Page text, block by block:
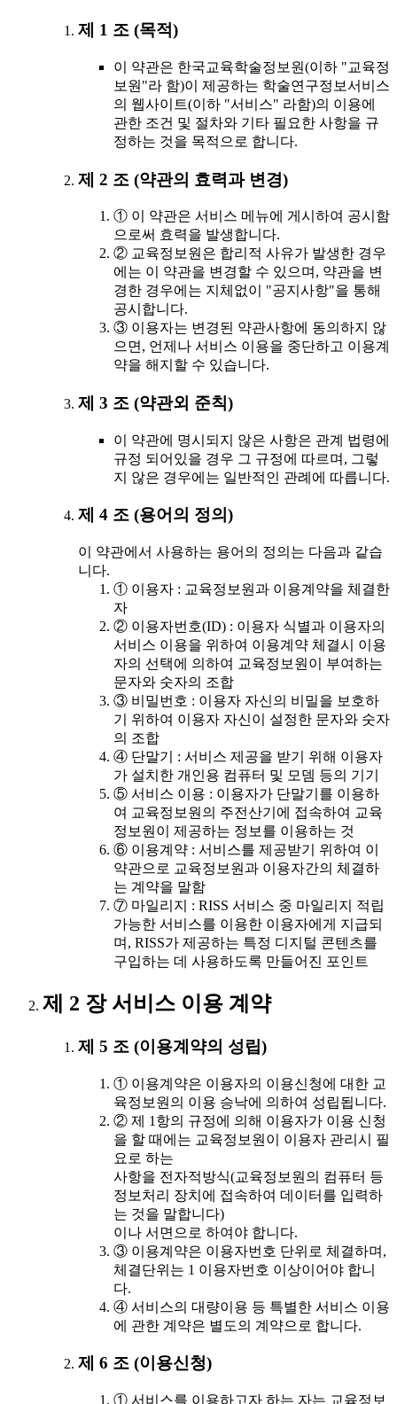
제 1 조 (목적)
이 약관은 한국교육학술정보원(이하 "교육정
보원"라 함)이 제공하는 학술연구정보서비스
의 웹사이트(이하 "서비스" 라함)의 이용에
관한 조건 및 절차와 기타 필요한 사항을 규
정하는 것을 목적으로 합니다.
제 2 조 (약관의 효력과 변경)
① 이 약관은 서비스 메뉴에 게시하여 공시함
으로써 효력을 발생합니다.
② 교육정보원은 합리적 사유가 발생한 경우
에는 이 약관을 변경할 수 있으며, 약관을 변
경한 경우에는 지체없이 "공지사항"을 통해
공시합니다.
③ 이용자는 변경된 약관사항에 동의하지 않
으면, 언제나 서비스 이용을 중단하고 이용계
약을 해지할 수 있습니다.
제 3 조 (약관외 준칙)
이 약관에 명시되지 않은 사항은 관계 법령에
규정 되어있을 경우 그 규정에 따르며, 그렇
지 않은 경우에는 일반적인 관례에 따릅니다.
제 4 조 (용어의 정의)
이 약관에서 사용하는 용어의 정의는 다음과 같습
니다.
① 이용자 : 교육정보원과 이용계약을 체결한
자
② 이용자번호(ID) : 이용자 식별과 이용자의
서비스 이용을 위하여 이용계약 체결시 이용
자의 선택에 의하여 교육정보원이 부여하는
문자와 숫자의 조합
③ 비밀번호 : 이용자 자신의 비밀을 보호하
기 위하여 이용자 자신이 설정한 문자와 숫자
의 조합
④ 단말기 : 서비스 제공을 받기 위해 이용자
가 설치한 개인용 컴퓨터 및 모뎀 등의 기기
⑤ 서비스 이용 : 이용자가 단말기를 이용하
여 교육정보원의 주전산기에 접속하여 교육
정보원이 제공하는 정보를 이용하는 것
⑥ 이용계약 : 서비스를 제공받기 위하여 이
약관으로 교육정보원과 이용자간의 체결하
는 계약을 말함
⑦ 마일리지 : RISS 서비스 중 마일리지 적립
가능한 서비스를 이용한 이용자에게 지급되
며, RISS가 제공하는 특정 디지털 콘텐츠를
구입하는 데 사용하도록 만들어진 포인트
제 2 장 서비스 이용 계약
제 5 조 (이용계약의 성립)
① 이용계약은 이용자의 이용신청에 대한 교
육정보원의 이용 승낙에 의하여 성립됩니다.
② 제 1항의 규정에 의해 이용자가 이용 신청
을 할 때에는 교육정보원이 이용자 관리시 필
요로 하는
사항을 전자적방식(교육정보원의 컴퓨터 등
정보처리 장치에 접속하여 데이터를 입력하
는 것을 말합니다)
이나 서면으로 하여야 합니다.
③ 이용계약은 이용자번호 단위로 체결하며,
체결단위는 1 이용자번호 이상이어야 합니
다.
④ 서비스의 대량이용 등 특별한 서비스 이용
에 관한 계약은 별도의 계약으로 합니다.
제 6 조 (이용신청)
① 서비스를 이용하고자 하는 자는 교육정보